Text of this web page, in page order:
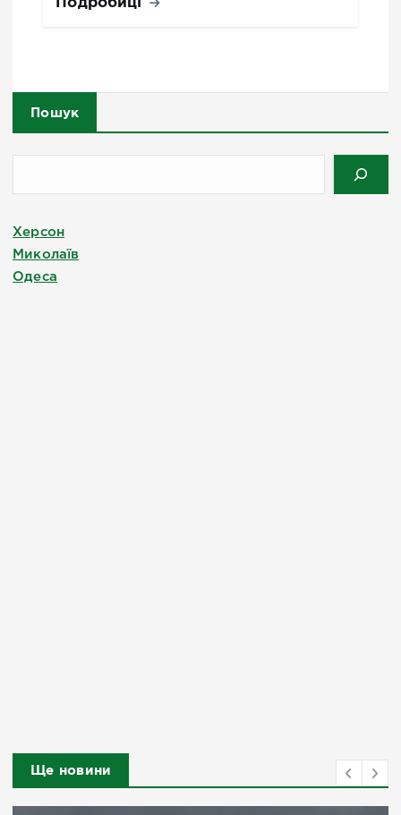
Пошук
Херсон
Миколаїв
Одеса
Ще новини